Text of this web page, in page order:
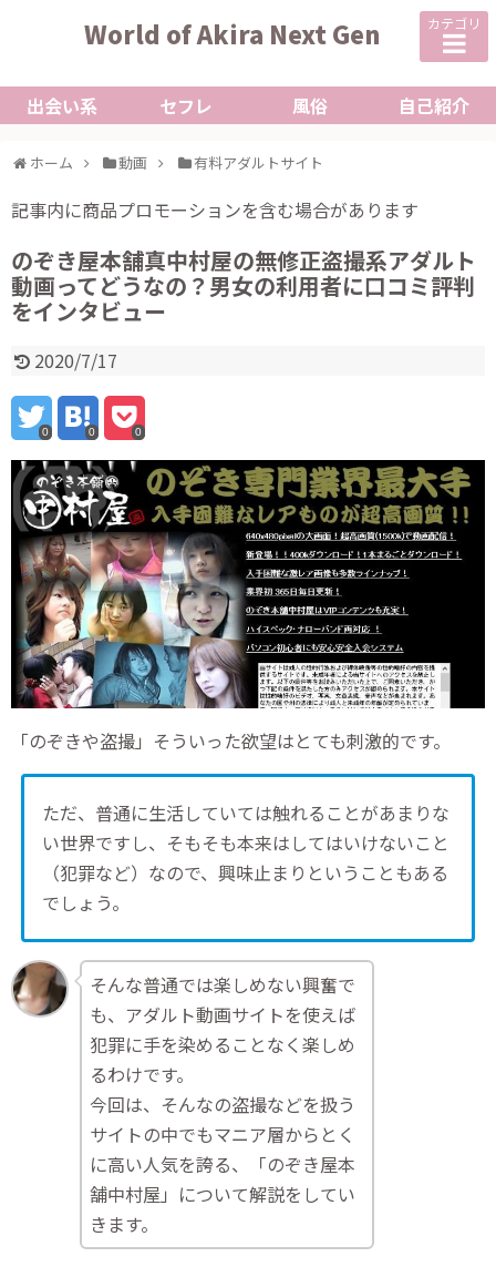
カテゴリ
World of Akira Next Gen
出会い系 セフレ 風俗 自己紹介
ホーム 動画 有料アダルトサイト
記事内に商品プロモーションを含む場合があります
のぞき屋本舗真中村屋の無修正盗撮系アダルト
動画ってどうなの？男女の利用者に口コミ評判
をインタビュー
2020/7/17
0 0 0
「のぞきや盗撮」そういった欲望はとても刺激的です。
ただ、普通に生活していては触れることがあまりな
い世界ですし、そもそも本来はしてはいけないこと
（犯罪など）なので、興味止まりということもある
でしょう。
そんな普通では楽しめない興奮で
も、アダルト動画サイトを使えば
犯罪に手を染めることなく楽しめ
るわけです。
今回は、そんなの盗撮などを扱う
サイトの中でもマニア層からとく
に高い人気を誇る、「のぞき屋本
舗中村屋」について解説をしてい
きます。